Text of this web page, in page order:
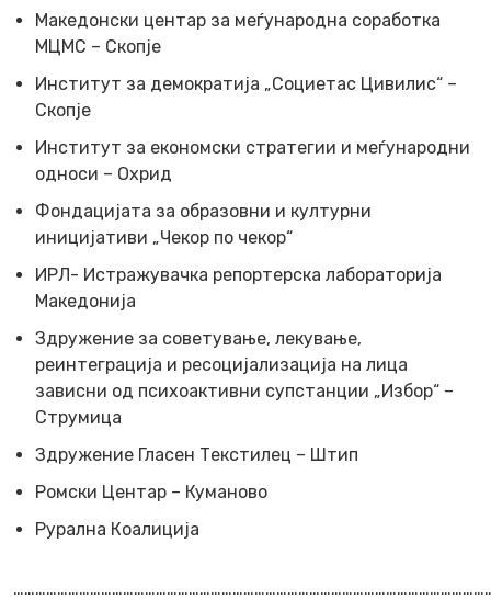
Македонски центар за меѓународна соработка
МЦМС – Скопје
Институт за демократија „Социетас Цивилис“ –
Скопје
Институт за економски стратегии и меѓународни
односи – Охрид
Фондацијата за образовни и културни
иницијативи „Чекор по чекор“
ИРЛ- Истражувачка репортерска лабораторија
Македонија
Здружение за советување, лекување,
реинтеграција и ресоцијализација на лица
зависни од психоактивни супстанции „Избор“ –
Струмица
Здружение Гласен Текстилец – Штип
Ромски Центар – Куманово
Рурална Коалиција